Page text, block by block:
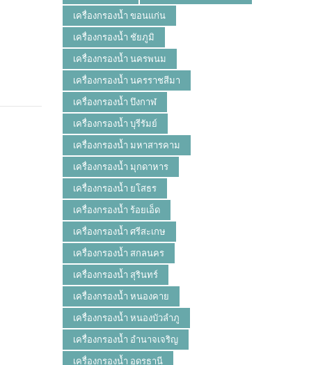
เครื่องกรองน้ำ ขอนแก่น
เครื่องกรองน้ำ ชัยภูมิ
เครื่องกรองน้ำ นครพนม
เครื่องกรองน้ำ นครราชสีมา
เครื่องกรองน้ำ บึงกาฬ
เครื่องกรองน้ำ บุรีรัมย์
เครื่องกรองน้ำ มหาสารคาม
เครื่องกรองน้ำ มุกดาหาร
เครื่องกรองน้ำ ยโสธร
เครื่องกรองน้ำ ร้อยเอ็ด
เครื่องกรองน้ำ ศรีสะเกษ
เครื่องกรองน้ำ สกลนคร
เครื่องกรองน้ำ สุรินทร์
เครื่องกรองน้ำ หนองคาย
เครื่องกรองน้ำ หนองบัวลำภู
เครื่องกรองน้ำ อำนาจเจริญ
เครื่องกรองน้ำ อุดรธานี